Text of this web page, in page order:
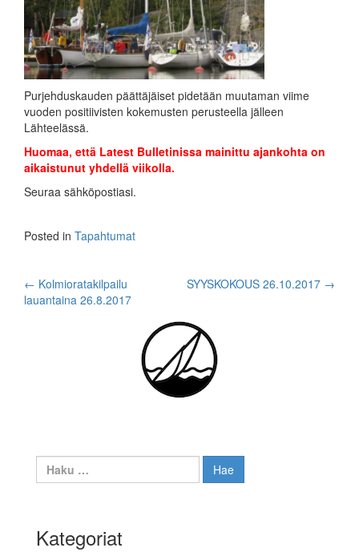
Purjehduskauden päättäjäiset pidetään muutaman viime
vuoden positiivisten kokemusten perusteella jälleen
Lähteelässä.
Huomaa, että Latest Bulletinissa mainittu ajankohta on
aikaistunut yhdellä viikolla.
Seuraa sähköpostiasi.
Posted in Tapahtumat
Post
navigation
← Kolmioratakilpailu
lauantaina 26.8.2017
SYYSKOKOUS 26.10.2017 →
Haku:
Kategoriat